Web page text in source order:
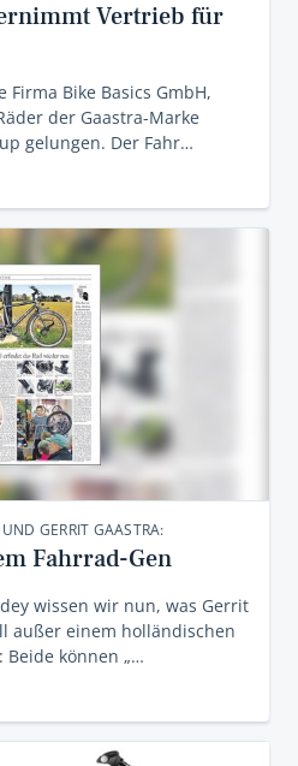
Vertrieb für
Bike Basics GmbH,
der Gaastra-Marke
gelungen. Der Fahr…
GERRIT GAASTRA:
Fahrrad-Gen
wissen wir nun, was Gerrit
außer einem holländischen
Beide können „…